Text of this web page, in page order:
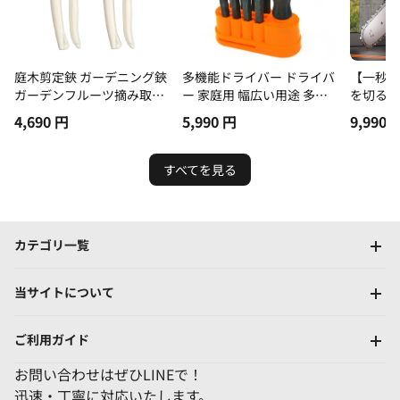
庭木剪定鋏 ガーデニング鋏
ガーデンフルーツ摘み取り
ハンドツール ガーデンツー
ルフルセット
4,690 円
多機能ドライバー ドライバ
ー 家庭用 幅広い用途 多機
5,990円
【一秒
を切る
石を簡
9,990
すべてを見る
カテゴリ一覧
当サイトについて
ご利用ガイド
お問い合わせはぜひLINEで！
迅速・丁寧に対応いたします。